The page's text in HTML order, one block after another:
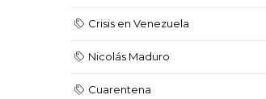
Crisis en Venezuela
Nicolás Maduro
Cuarentena